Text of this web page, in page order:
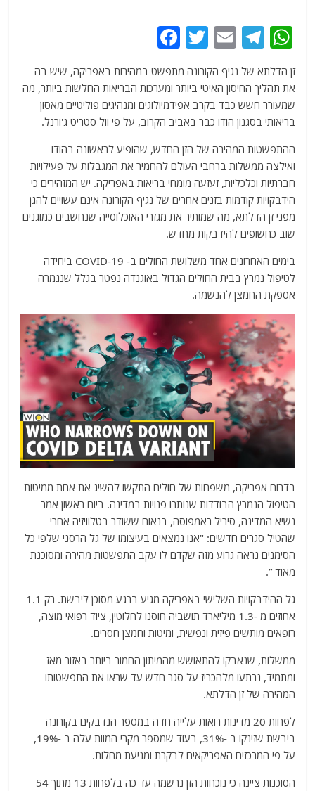
W
at
s
A
p
p
T
el
e
g
ra
m
E
ai
l
T
itt
er
c
e
b
o
o
k
זן הדלתא של נגיף הקורונה מתפשט במהירות באפריקה, שיש בה
את תהליך החיסון האיטי ביותר ומערכות הבריאות החלשות ביותר, מה
שמעורר חשש כבד בקרב אפידמיולוגים ומנהיגים פוליטיים מאסון
בריאותי בסגנון הודו כבר באביב הקרוב, על פי וול סטריט ג'ורנל.
ההתפשטות המהירה של הזן החדש, שהופיע לראשונה בהודו
ואילצה ממשלות ברחבי העולם להחמיר את המגבלות על פעילויות
חברתיות וכלכליות, זעזעה מומחי בריאות באפריקה. יש המזהירים כי
הידבקויות קודמות בזנים אחרים של נגיף הקורונה אינם עשויים להגן
מפני זן הדלתא, מה שמותיר את מגזרי האוכלוסייה שנחשבים כמוגנים
שוב כחשופים להידבקות מחדש.
בימים האחרונים אחד משלושת החולים ב- COVID-19 ביחידה
לטיפול נמרץ בבית החולים הגדול באוגנדה נפטר בגלל שנגמרה
אספקת החמצן להנשמה.
בדרום אפריקה, משפחות של חולים התקשו להשיג את אחת ממיטות
הטיפול הנמרץ הבודדות שנותרו פנויות במדינה. ביום ראשון אמר
נשיא המדינה, סיריל ראמפוסה, בנאום ששודר בטלוויזיה אחרי
שהטיל סגרים חדשים: "אנו נמצאים בעיצומו של גל הרסני שלפי כל
הסימנים נראה גרוע מזה שקדם לו עקב התפשטות מהירה ומסוכנת
מאוד ”.
גל ההידבקויות השלישי באפריקה מגיע ברגע מסוכן ליבשת. רק 1.1
אחוזים מ -1.3 מיליארד תושביה חוסנו לחלוטין, ציוד רפואי מוצה,
רופאים מותשים פיזית ונפשית, ומיטות וחמצן חסרים.
ממשלות, שנאבקו להתאושש מהמיתון החמור ביותר באזור מאז
ומתמיד, נרתעו מלהכריז על סגר חדש עד שראו את התפשטותו
המהירה של זן הדלתא.
לפחות 20 מדינות רואות עלייה חדה במספר הנדבקים בקורונה
ביבשת שזינקו ב -31%, בעוד שמספר מקרי המוות עלה ב -19%,
על פי המרכזים האפריקאים לבקרת ומניעת מחלות.
הסוכנות ציינה כי נוכחות הזן נרשמה עד כה בלפחות 13 מתוך 54